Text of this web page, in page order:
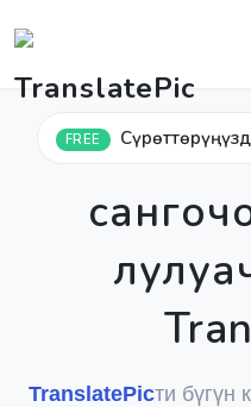
FREE
TranslatePicти бүгүн